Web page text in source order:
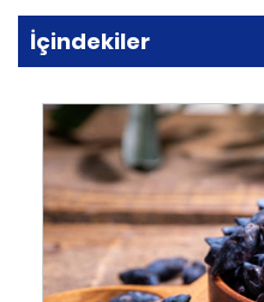
İçindekiler